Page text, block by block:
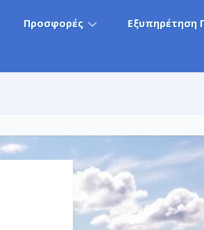
Προσφορές
Εξυπηρέτηση